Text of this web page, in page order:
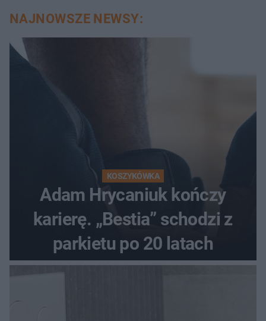
NAJNOWSZE NEWSY:
KOSZYKÓWKA
Adam Hrycaniuk kończy
karierę. „Bestia” schodzi z
parkietu po 20 latach